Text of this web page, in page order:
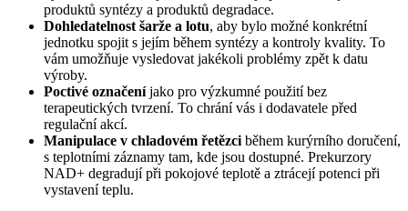
produktů syntézy a produktů degradace.
Dohledatelnost šarže a lotu, aby bylo možné konkrétní
jednotku spojit s jejím během syntézy a kontroly kvality. To
vám umožňuje vysledovat jakékoli problémy zpět k datu
výroby.
Poctivé označeníjako pro výzkumné použití bez
terapeutických tvrzení. To chrání vás i dodavatele před
regulační akcí.
Manipulace v chladovém řetězci během kurýrního doručení,
s teplotními záznamy tam, kde jsou dostupné. Prekurzory
NAD+ degradují při pokojové teplotě a ztrácejí potenci při
vystavení teplu.